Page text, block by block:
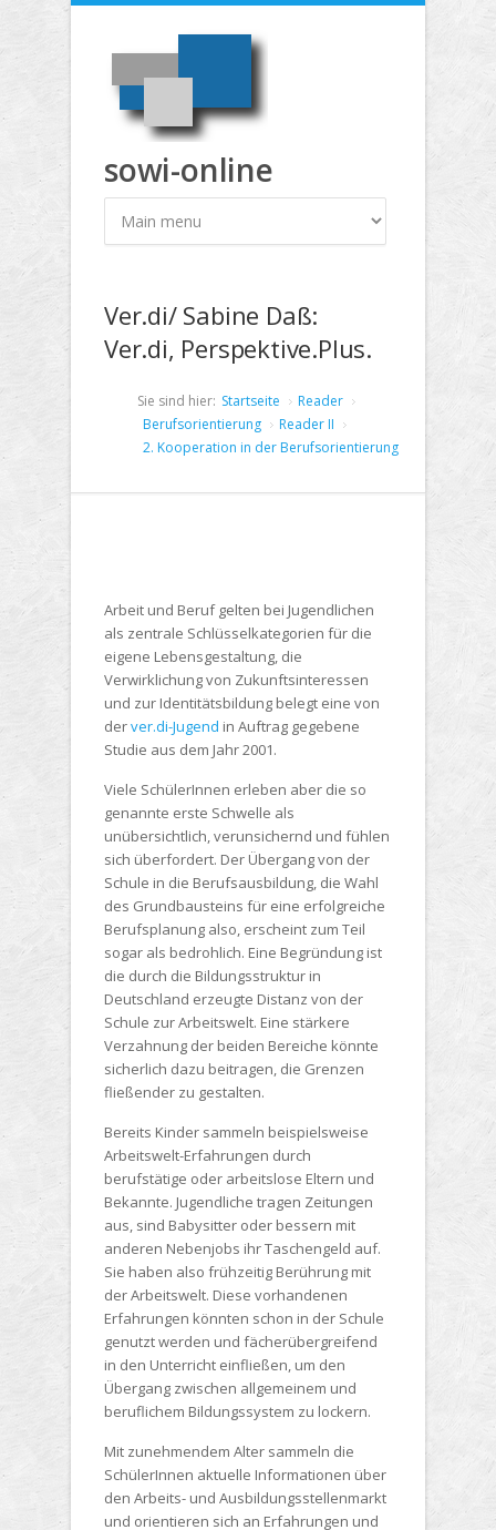
Direkt zum Inhalt
sowi-online
Ver.di/ Sabine Daß:
Ver.di, Perspektive.Plus.
Sie sind hier: Startseite
Reader
Berufsorientierung
Reader II
2. Kooperation in der Berufsorientierung
Arbeit und Beruf gelten bei Jugendlichen
als zentrale Schlüsselkategorien für die
eigene Lebensgestaltung, die
Verwirklichung von Zukunftsinteressen
und zur Identitätsbildung belegt eine von
derver.di-Jugend in Auftrag gegebene
Studie aus dem Jahr 2001.
Viele SchülerInnen erleben aber die so
genannte erste Schwelle als
unübersichtlich, verunsichernd und fühlen
sich überfordert. Der Übergang von der
Schule in die Berufsausbildung, die Wahl
des Grundbausteins für eine erfolgreiche
Berufsplanung also, erscheint zum Teil
sogar als bedrohlich. Eine Begründung ist
die durch die Bildungsstruktur in
Deutschland erzeugte Distanz von der
Schule zur Arbeitswelt. Eine stärkere
Verzahnung der beiden Bereiche könnte
sicherlich dazu beitragen, die Grenzen
fließender zu gestalten.
Bereits Kinder sammeln beispielsweise
Arbeitswelt-Erfahrungen durch
berufstätige oder arbeitslose Eltern und
Bekannte. Jugendliche tragen Zeitungen
aus, sind Babysitter oder bessern mit
anderen Nebenjobs ihr Taschengeld auf.
Sie haben also frühzeitig Berührung mit
der Arbeitswelt. Diese vorhandenen
Erfahrungen könnten schon in der Schule
genutzt werden und fächerübergreifend
in den Unterricht einfließen, um den
Übergang zwischen allgemeinem und
beruflichem Bildungssystem zu lockern.
Mit zunehmendem Alter sammeln die
SchülerInnen aktuelle Informationen über
den Arbeits- und Ausbildungsstellenmarkt
und orientieren sich an Erfahrungen und